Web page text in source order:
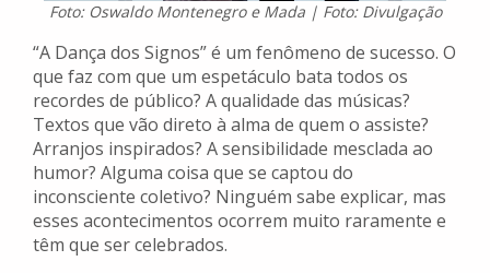
Foto: Oswaldo Montenegro e Mada | Foto: Divulgação
“A Dança dos Signos” é um fenômeno de sucesso. O
que faz com que um espetáculo bata todos os
recordes de público? A qualidade das músicas?
Textos que vão direto à alma de quem o assiste?
Arranjos inspirados? A sensibilidade mesclada ao
humor? Alguma coisa que se captou do
inconsciente coletivo? Ninguém sabe explicar, mas
esses acontecimentos ocorrem muito raramente e
têm que ser celebrados.